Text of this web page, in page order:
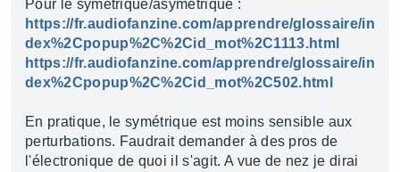
Pour le symétrique/asymétrique :
https://fr.audiofanzine.com/apprendre/glossaire/in
dex%2Cpopup%2C%2Cid_mot%2C1113.html
https://fr.audiofanzine.com/apprendre/glossaire/in
dex%2Cpopup%2C%2Cid_mot%2C502.html
En pratique, le symétrique est moins sensible aux
perturbations. Faudrait demander à des pros de
l'électronique de quoi il s'agit. A vue de nez je dirai